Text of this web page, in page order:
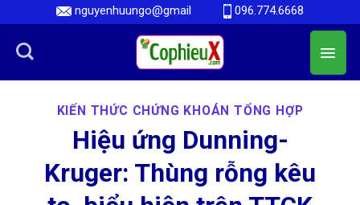
nguyenhuungo@gmail 096.774.6668
KIẾN THỨC CHỨNG KHOÁN TỔNG HỢP
Hiệu ứng Dunning-
Kruger: Thùng rỗng kêu